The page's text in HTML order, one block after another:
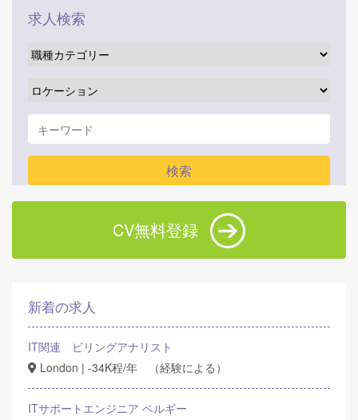
求人検索
CV無料登録
新着の求人
IT関連 ビリングアナリスト
London | -34K程/年 （経験による）
ITサポートエンジニア ベルギー